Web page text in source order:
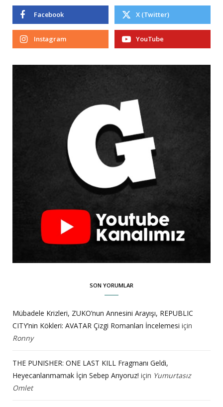
Facebook X (Twitter)
Instagram YouTube
SON YORUMLAR
Mübadele Krizleri, ZUKO’nun Annesini Arayışı, REPUBLIC
CITY’nin Kökleri: AVATAR Çizgi Romanları İncelemesi için
Ronny
THE PUNISHER: ONE LAST KILL Fragmanı Geldi,
Heyecanlanmamak İçin Sebep Arıyoruz! için Yumurtasız
Omlet